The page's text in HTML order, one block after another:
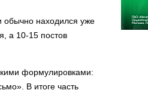
обычно находился уже
а 10-15 постов
формулировками:
В итоге часть